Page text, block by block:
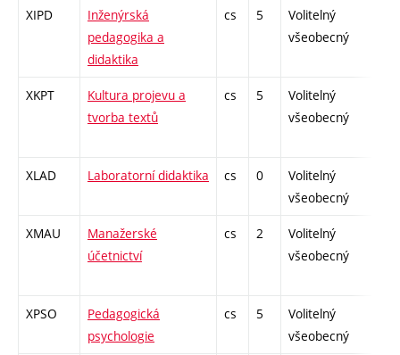
XIPD
Inženýrská
pedagogika a
didaktika
cs 5
Volitelný
všeobecný
XKPT
Kultura projevu a
tvorba textů
cs 5
Volitelný
všeobecný
XLAD Laboratorní didaktika cs 0
Volitelný
všeobecný
XMAU
Manažerské
účetnictví
cs 2
Volitelný
všeobecný
XPSO
Pedagogická
psychologie
cs 5
Volitelný
všeobecný